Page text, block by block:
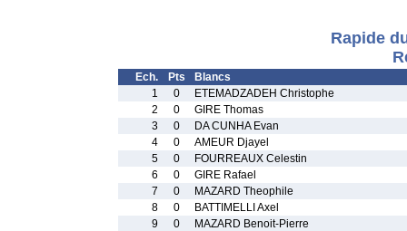
Rapide
Ech. Pts
Blancs
1
0
ETEMADZADEH Christophe
2
0
GIRE Thomas
3
0
DA CUNHA Evan
4
0
AMEUR Djayel
5
0
FOURREAUX Celestin
6
0
GIRE Rafael
7
0
MAZARD Theophile
8
0
BATTIMELLI Axel
9
0
MAZARD Benoit-Pierre